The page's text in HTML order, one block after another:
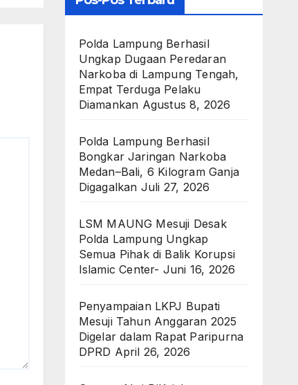
Polda Lampung Berhasil
Ungkap Dugaan Peredaran
Narkoba di Lampung Tengah,
Empat Terduga Pelaku
Diamankan Agustus 8, 2026
Polda Lampung Berhasil
Bongkar Jaringan Narkoba
Medan–Bali, 6 Kilogram Ganja
Digagalkan Juli 27, 2026
LSM MAUNG Mesuji Desak
Polda Lampung Ungkap
Semua Pihak di Balik Korupsi
Islamic Center- Juni 16, 2026
Penyampaian LKPJ Bupati
Mesuji Tahun Anggaran 2025
Digelar dalam Rapat Paripurna
DPRD April 26, 2026